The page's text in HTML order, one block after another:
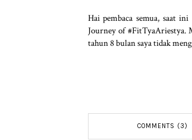
Hai pembaca semua, saat
Journey of #FitTyaAriestya.
tahun 8 bulan saya tidak
COMMENTS (3)